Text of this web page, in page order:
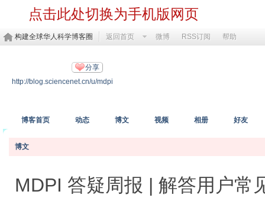
点击此处切换为手机版网页
构建全球华人科学博客圈 返回首页 微博 RSS订阅 帮助
分享
http://blog.sciencenet.cn/u/mdpi
博客首页 动态 博文 视频 相册 好友
博文
MDPI 答疑周报 | 解答用户常